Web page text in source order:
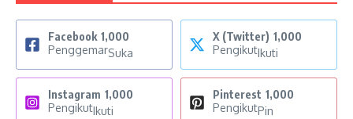
Facebook 1,000
PenggemarSuka
X (Twitter) 1,000
PengikutIkuti
Instagram 1,000
PengikutIkuti
Pinterest 1,000
PengikutPin